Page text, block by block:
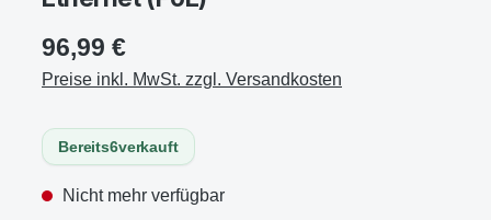
96,99 €
Preise inkl. MwSt. zzgl. Versandkosten
Bereits6verkauft
Nicht mehr verfügbar